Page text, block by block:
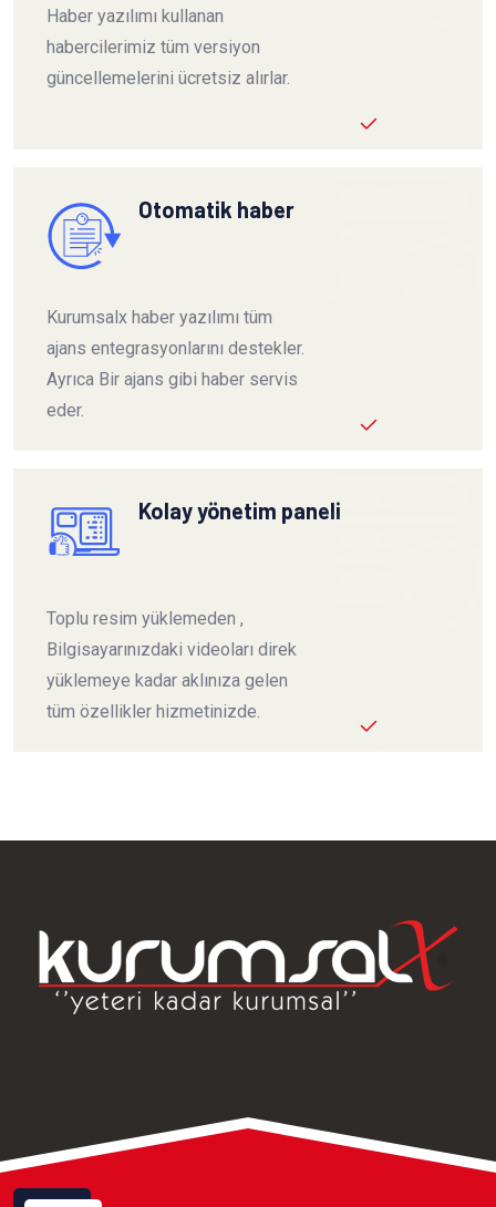
Haber yazılımı kullanan
habercilerimiz tüm versiyon
güncellemelerini ücretsiz alırlar.
Otomatik haber
Kurumsalx haber yazılımı tüm
ajans entegrasyonlarını destekler.
Ayrıca Bir ajans gibi haber servis
eder.
Kolay yönetim paneli
Toplu resim yüklemeden ,
Bilgisayarınızdaki videoları direk
yüklemeye kadar aklınıza gelen
tüm özellikler hizmetinizde.